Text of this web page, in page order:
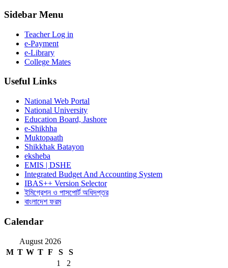
Sidebar Menu
Teacher Log in
e-Payment
e-Library
College Mates
Useful Links
National Web Portal
National University
Education Board, Jashore
e-Shikhha
Muktopaath
Shikkhak Batayon
eksheba
EMIS | DSHE
Integrated Budget And Accounting System
IBAS++ Version Selector
ইমিগ্রেশন ও পাসপোর্ট অধিদপ্তর
বাংলাদেশ ফরম
Calendar
August 2026
M T W T F S
S
1
2